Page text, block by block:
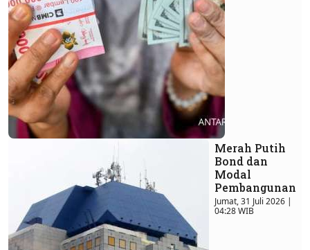
Merah Putih
Bond dan
Modal
Pembangunan
Jumat, 31 Juli 2026 |
04:28 WIB